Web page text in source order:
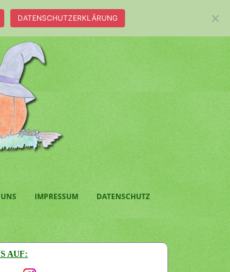
IMPRESSUM DATENSCHUTZ
AUF:
DATENSCHUTZERKLÄRUNG